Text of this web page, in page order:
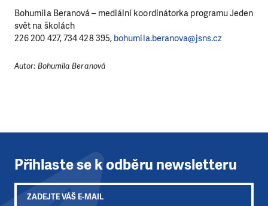
Bohumila Beranová – mediální koordinátorka programu Jeden
svět na školách
226 200 427, 734 428 395, bohumila.beranova@jsns.cz
Autor: Bohumila Beranová
Klubu přátel, Vaše dary nám umožní pomoci vždy tam,
kde je to nejvíce potřeba.
Přihlaste se k odběru newsletteru